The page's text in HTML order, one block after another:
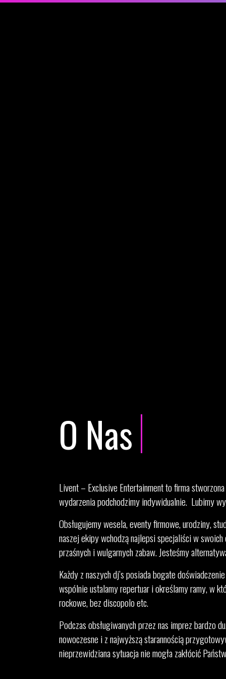
O Nas
Livent – Exclusive Entertainment to firma
wydarzenia podchodzimy indywidualnie. Lubimy
Obsługujemy wesela, eventy firmowe, urodziny,
naszej ekipy wchodzą najlepsi specjaliści w
przaśnych i wulgarnych zabaw. Jesteśmy
Każdy z naszych dj’s posiada bogate
wspólnie ustalamy repertuar i określamy ramy, w
rockowe, bez discopolo etc.
Podczas obsługiwanych przez nas imprez bardzo
nowoczesne i z najwyższą starannością
nieprzewidziana sytuacja nie mogła zakłócić